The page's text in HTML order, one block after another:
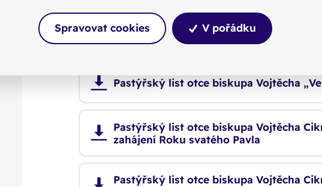
Pastýřský list otce biskupa Vojtěcha k
Pastýřský list otce biskupa Vojtěcha
Pastýřský list otce biskupa Vojtěcha
zahájení Roku svatého Pavla
Pastýřský list otce biskupa Vojtěcha
Spravovat cookies V pořádku